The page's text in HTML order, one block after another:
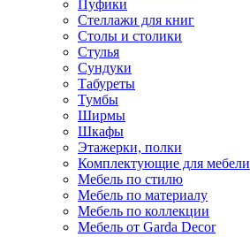
Пуфики
Стеллажи для книг
Столы и столики
Стулья
Сундуки
Табуреты
Тумбы
Ширмы
Шкафы
Этажерки, полки
Комплектующие для мебели
Мебель по стилю
Мебель по материалу
Мебель по коллекции
Мебель от Garda Decor